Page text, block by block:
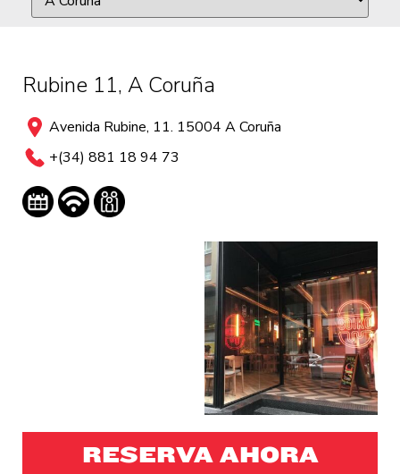
Rubine 11, A Coruña
Avenida Rubine, 11. 15004 A Coruña
+(34) 881 18 94 73
RESERVA AHORA